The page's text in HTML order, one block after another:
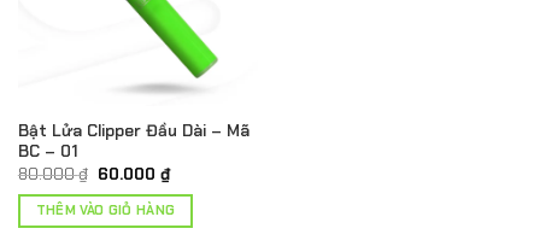
Bật Lửa Clipper Đầu Dài – Mã
BC – 01
80.000₫ Giá
là:
80.000 ₫.
60.000 ₫Giá
hiện
tại
là:
THÊM VÀO GIỎ HÀNG